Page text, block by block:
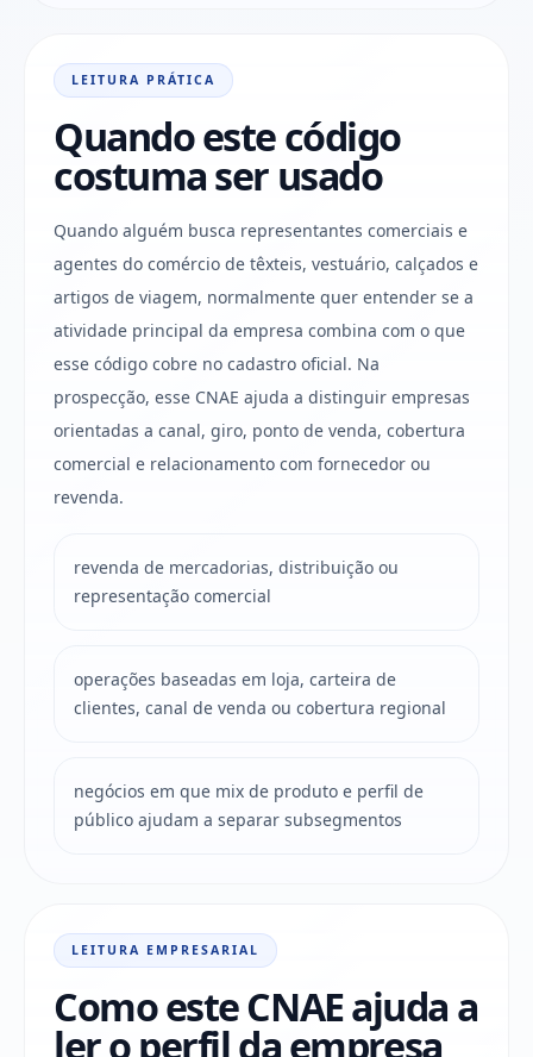
LEITURA PRÁTICA
Quando este código
costuma ser usado
Quando alguém busca representantes comerciais e
agentes do comércio de têxteis, vestuário, calçados e
artigos de viagem, normalmente quer entender se a
atividade principal da empresa combina com o que
esse código cobre no cadastro oficial. Na
prospecção, esse CNAE ajuda a distinguir empresas
orientadas a canal, giro, ponto de venda, cobertura
comercial e relacionamento com fornecedor ou
revenda.
revenda de mercadorias, distribuição ou
representação comercial
operações baseadas em loja, carteira de
clientes, canal de venda ou cobertura regional
negócios em que mix de produto e perfil de
público ajudam a separar subsegmentos
LEITURA EMPRESARIAL
Como este CNAE ajuda a
ler o perfil da empresa